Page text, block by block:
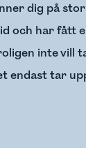
dig på
och har fått
inte vill
endast tar